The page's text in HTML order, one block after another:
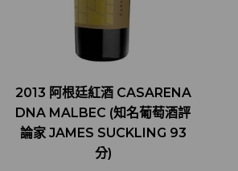
2013 阿根廷紅酒 CASARENA
DNA MALBEC (知名葡萄酒評
論家 JAMES SUCKLING 93
分)